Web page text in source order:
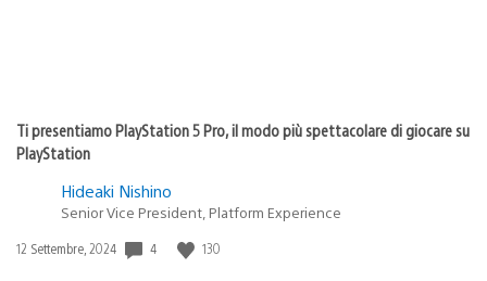
Ti presentiamo PlayStation 5 Pro, il modo più spettacolare di giocare su
PlayStation
Hideaki Nishino
Senior Vice President, Platform Experience
Data
12 Settembre, 2024 4 130